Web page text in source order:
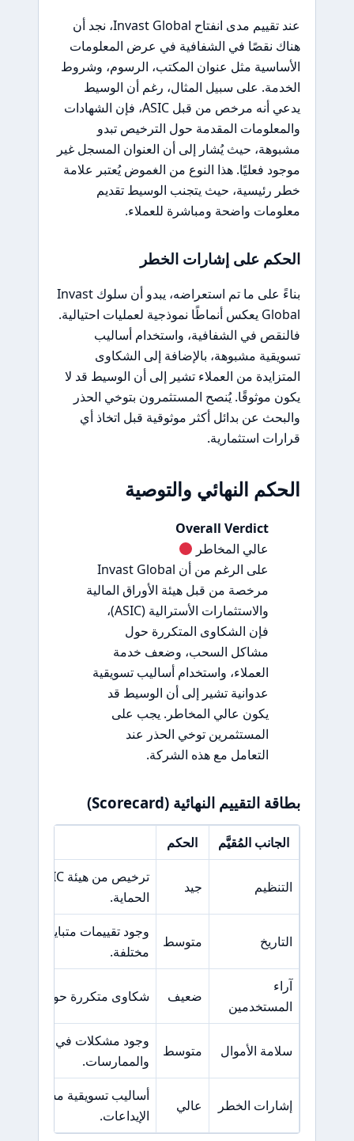
عند تقييم مدى انفتاح Invast Global، نجد أن
هناك نقصًا في الشفافية في عرض المعلومات
الأساسية مثل عنوان المكتب، الرسوم، وشروط
الخدمة. على سبيل المثال، رغم أن الوسيط
يدعي أنه مرخص من قبل ASIC، فإن الشهادات
والمعلومات المقدمة حول الترخيص تبدو
مشبوهة، حيث يُشار إلى أن العنوان المسجل غير
موجود فعليًا. هذا النوع من الغموض يُعتبر علامة
خطر رئيسية، حيث يتجنب الوسيط تقديم
معلومات واضحة ومباشرة للعملاء.
الحكم على إشارات الخطر
بناءً على ما تم استعراضه، يبدو أن سلوك Invast
Global يعكس أنماطًا نموذجية لعمليات احتيالية.
فالنقص في الشفافية، واستخدام أساليب
تسويقية مشبوهة، بالإضافة إلى الشكاوى
المتزايدة من العملاء تشير إلى أن الوسيط قد لا
يكون موثوقًا. يُنصح المستثمرون بتوخي الحذر
والبحث عن بدائل أكثر موثوقية قبل اتخاذ أي
قرارات استثمارية.
الحكم النهائي والتوصية
Overall Verdict
عالي المخاطر
على الرغم من أن Invast Global
مرخصة من قبل هيئة الأوراق المالية
والاستثمارات الأسترالية (ASIC)،
فإن الشكاوى المتكررة حول
مشاكل السحب، وضعف خدمة
العملاء، واستخدام أساليب تسويقية
عدوانية تشير إلى أن الوسيط قد
يكون عالي المخاطر. يجب على
المستثمرين توخي الحذر عند
التعامل مع هذه الشركة.
بطاقة التقييم النهائية (Scorecard)
الجانب المُقيَّم الحكم
التنظيم جيد
الحماية.
التاريخ متوسط
وجود تقييمات متباينة من
مختلفة.
آراء
المستخدمين
ضعيف شكاوى متكررة حول
سلامة الأموال متوسط
وجود مشكلات في
والممارسات.
إشارات الخطر عالي
أساليب تسويقية مشبوهة
الإيداعات.